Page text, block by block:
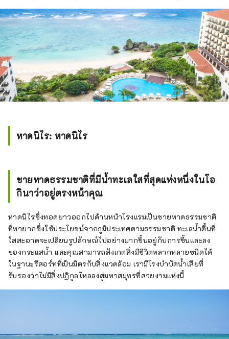
หาดนิไร: หาดนิไร
ชายหาดธรรมชาติที่มีน้ำทะเลใสที่สุดแห่งหนึ่งในโอ
กินาว่าอยู่ตรงหน้าคุณ
หาดนิไรซึ่งทอดยาวออกไปด้านหน้าโรงแรมเป็นชายหาดธรรมชาติ
ที่หายากซึ่งใช้ประโยชน์จากภูมิประเทศตามธรรมชาติ ทะเลน้ำตื้นที่
ใสสะอาดจะเปลี่ยนรูปลักษณ์ไปอย่างมากขึ้นอยู่กับการขึ้นและลง
ของกระแสน้ำ และคุณสามารถสังเกตสิ่งมีชีวิตหลากหลายชนิดได้
ในฐานะรีสอร์ทที่เป็นมิตรกับสิ่งแวดล้อม เรามีโรงบำบัดน้ำเสียที่
รับรองว่าไม่มีสิ่งปฏิกูลไหลลงสู่มหาสมุทรที่สวยงามแห่งนี้